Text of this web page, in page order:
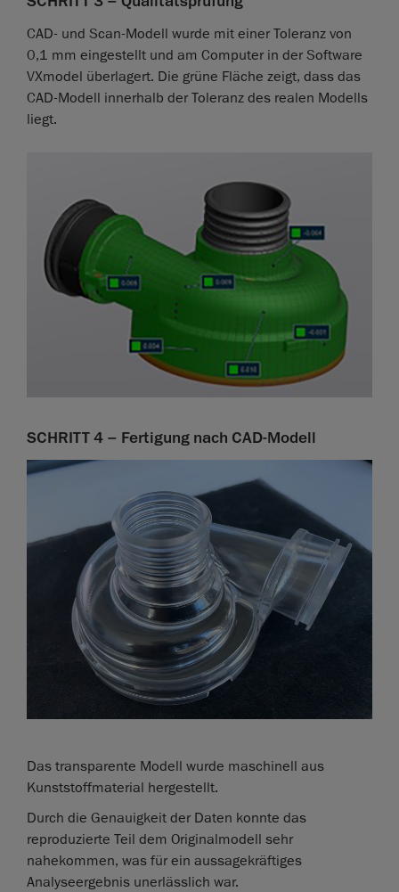
CAD- und Scan-Modell wurde mit einer Toleranz von
0,1 mm eingestellt und am Computer in der Software
VXmodel überlagert. Die grüne Fläche zeigt, dass das
CAD-Modell innerhalb der Toleranz des realen Modells
liegt.
SCHRITT 4 – Fertigung nach CAD-Modell
Das transparente Modell wurde maschinell aus
Kunststoffmaterial hergestellt.
Durch die Genauigkeit der Daten konnte das
reproduzierte Teil dem Originalmodell sehr
nahekommen, was für ein aussagekräftiges
Analyseergebnis unerlässlich war.